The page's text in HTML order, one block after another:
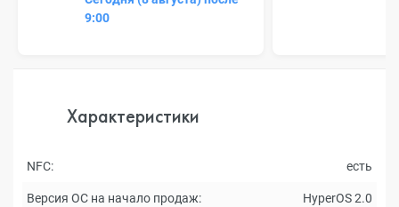
9:00
Характеристики
NFC: есть
Версия ОС на начало продаж: HyperOS 2.0